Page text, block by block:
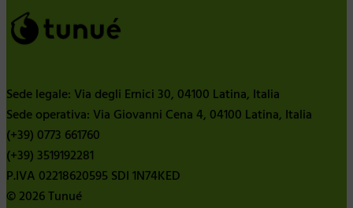
Sede legale: Via degli Ernici 30, 04100 Latina, Italia
Sede operativa: Via Giovanni Cena 4, 04100 Latina, Italia
(+39) 0773 661760
(+39) 3519192281
P.IVA 02218620595 SDI 1N74KED
© 2026 Tunué